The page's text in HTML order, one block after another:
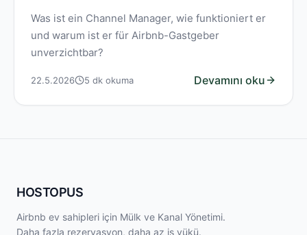
Was ist ein Channel Manager, wie funktioniert er
und warum ist er für Airbnb-Gastgeber
unverzichtbar?
22.5.2026 5 dk okuma Devamını oku
HOSTOPUS
Airbnb ev sahipleri için Mülk ve Kanal Yönetimi.
Daha fazla rezervasyon, daha az iş yükü.